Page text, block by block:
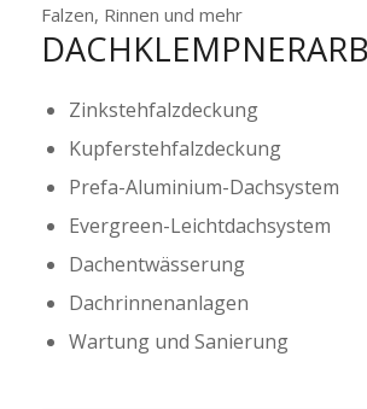
Falzen, Rinnen und mehr
Zinkstehfalzdeckung
Kupferstehfalzdeckung
Prefa-Aluminium-Dachsystem
Evergreen-Leichtdachsystem
Dachentwässerung
Dachrinnenanlagen
Wartung und Sanierung